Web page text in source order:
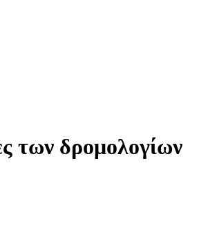
των δρομολογίων